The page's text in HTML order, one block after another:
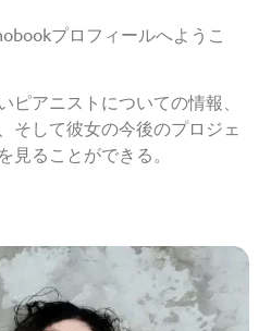
プロフィールへようこ
ピアニストについての情報、
そして彼女の今後のプロジェ
見ることができる。